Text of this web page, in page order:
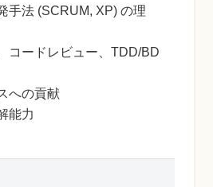
手法 (SCRUM, XP) の理
コードレビュー、TDD/BD
への貢献
能力